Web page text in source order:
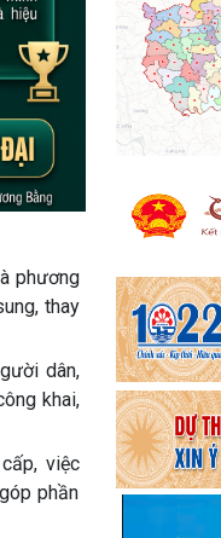
phương
thay
dân,
khai,
việc
phần
Hội đồng
Chính
duyệt hồ sơ
BAN
HƯƠNG
THƯỜNG LỆ
HẢI PHÒNG
ĐỘI TUYỂN
QUÂN ĐẠI
PHƯỢNG
ĐỘI TUYỂN
SÀNG